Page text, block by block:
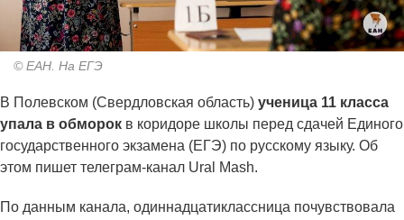
© ЕАН. На ЕГЭ
В Полевском (Свердловская область) ученица 11 класса
упала в обморок в коридоре школы перед сдачей Единого
государственного экзамена (ЕГЭ) по русскому языку. Об
этом пишет телеграм-канал Ural Mash.
По данным канала, одиннадцатиклассница почувствовала